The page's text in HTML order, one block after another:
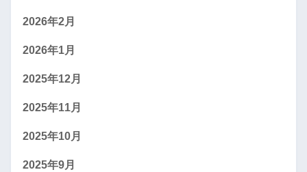
2026年2月
2026年1月
2025年12月
2025年11月
2025年10月
2025年9月